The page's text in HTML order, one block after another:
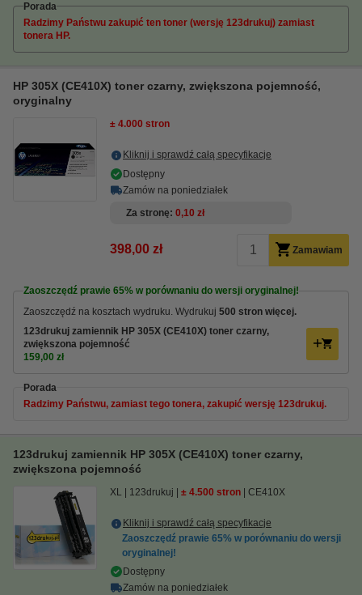
Porada
Radzimy Państwu zakupić ten toner (wersję 123drukuj) zamiast
tonera HP.
HP 305X (CE410X) toner czarny, zwiększona pojemność,
oryginalny
± 4.000 stron
Kliknij i sprawdź całą specyfikacje
Dostępny
Zamów na poniedziałek
Za stronę 0,10 zł
398,00 zł Zamawiam
Zaoszczędź prawie 65% w porównaniu do wersji oryginalnej!
Zaoszczędź na kosztach wydruku. Wydrukuj 500 stron więcej.
123drukuj zamiennik HP 305X (CE410X) toner czarny,
zwiększona pojemność
159,00 zł
Porada
Radzimy Państwu, zamiast tego tonera, zakupić wersję 123drukuj.
123drukuj zamiennik HP 305X (CE410X) toner czarny,
zwiększona pojemność
XL 123drukuj ± 4.500 stron CE410X
Kliknij i sprawdź całą specyfikacje
Zaoszczędź prawie 65% w porównaniu do wersji
oryginalnej!
Dostępny
Zamów na poniedziałek